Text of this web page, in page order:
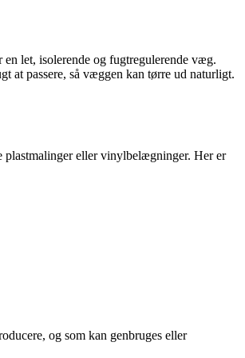
let, isolerende og fugtregulerende væg.
at passere, så væggen kan tørre ud naturligt.
plastmalinger eller vinylbelægninger. Her er
og som kan genbruges eller